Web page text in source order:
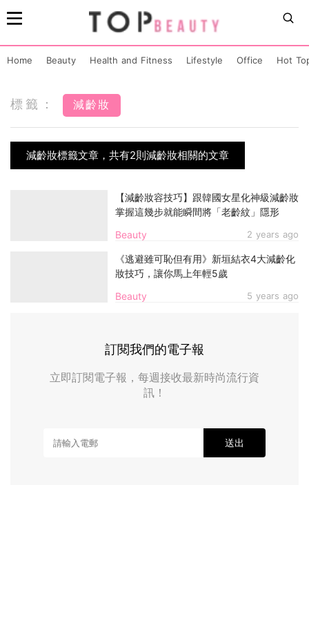
Home Beauty Health and Fitness Lifestyle Office Hot
標籤： 減齡妝
減齡妝標籤文章，共有2則減齡妝相關的文章
Beauty 2 years ago
【減齡妝容技巧】跟韓國女星化神級減齡妝
掌握這幾步就能瞬間將「老齡紋」隱形
Beauty 5 years ago
《逃避雖可恥但有用》新垣結衣4大減齡化
妝技巧，讓你馬上年輕5歲
訂閱我們的電子報
立即訂閱電子報，每週接收最新時尚流行資
訊！
送出